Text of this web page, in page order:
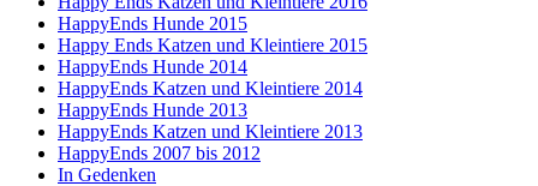
HappyEnds Hunde 2015
Happy Ends Katzen und Kleintiere 2015
HappyEnds Hunde 2014
HappyEnds Katzen und Kleintiere 2014
HappyEnds Hunde 2013
HappyEnds Katzen und Kleintiere 2013
HappyEnds 2007 bis 2012
In Gedenken